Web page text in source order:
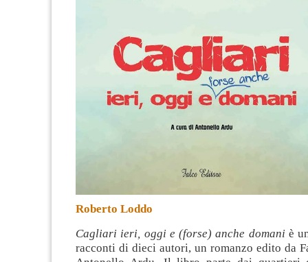
Roberto Loddo
Cagliari ieri, oggi e (forse) anche domani è
racconti di dieci autori, un romanzo edito da